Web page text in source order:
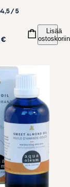
4,5 / 5
€
Lisää
ostoskoriin